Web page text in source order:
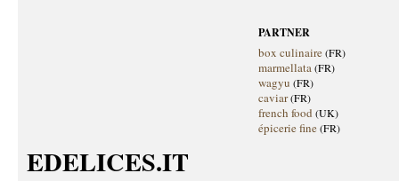
PARTNER
box culinaire(FR)
marmellata(FR)
wagyu (FR)
caviar(FR)
french food (UK)
épicerie fine(FR)
EDELICES.IT